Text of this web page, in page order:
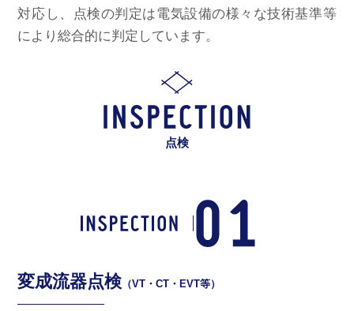
対応し、点検の判定は電気設備の様々な技術基準等
により総合的に判定しています。
点検
変成流器点検 （VT・CT・EVT等）